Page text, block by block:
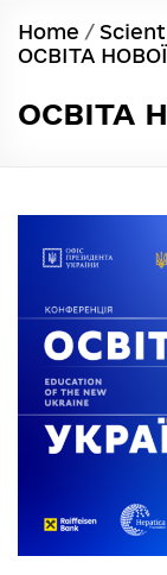
Home /
ОСВІТА
ОСВІТА